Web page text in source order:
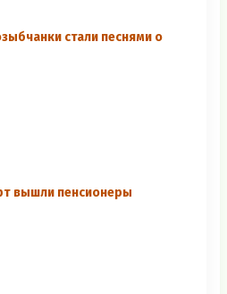
стали песнями о
вышли пенсионеры